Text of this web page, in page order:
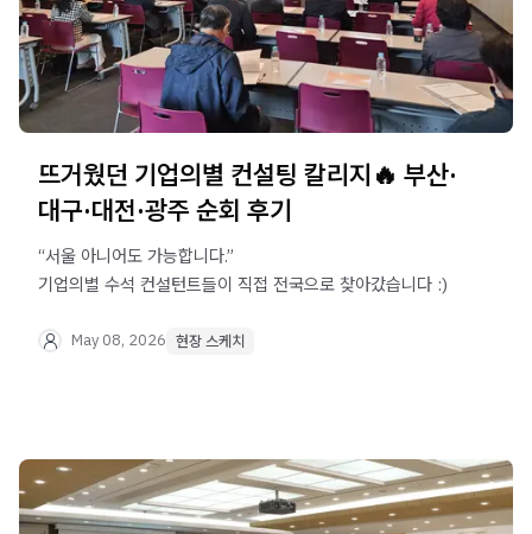
뜨거웠던 기업의별 컨설팅 칼리지🔥 부산·
대구·대전·광주 순회 후기
“서울 아니어도 가능합니다.”
기업의별 수석 컨설턴트들이 직접 전국으로 찾아갔습니다 :)
May 08, 2026 현장 스케치